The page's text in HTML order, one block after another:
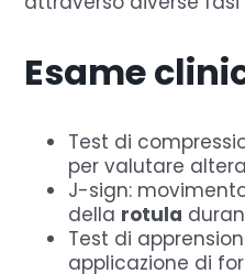
Esame
Test di
per valutare
J-sign:
della rotula
Test di
applicazione di